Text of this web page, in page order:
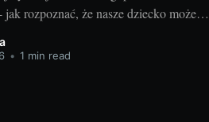
jak rozpoznać, że nasze dziecko może
mową? Warto już na wstępie zaznaczyć,
w rozwoju mowy musi oznaczać
• 1 min read